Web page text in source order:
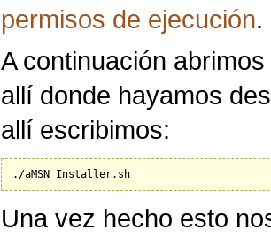
permisos de ejecución.
A continuación
allí donde hayamos
allí escribimos:
Una vez hecho esto